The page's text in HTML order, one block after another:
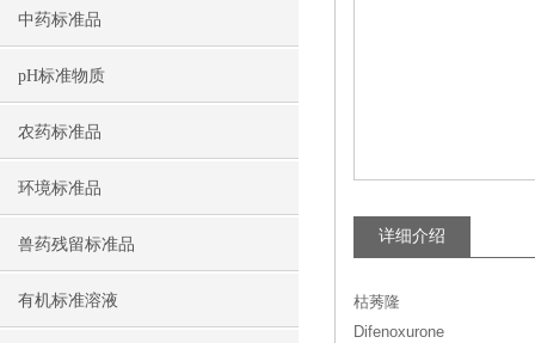
中药标准品
pH标准物质
农药标准品
环境标准品
兽药残留标准品
有机标准溶液
详细介绍
枯莠隆
Difenoxurone